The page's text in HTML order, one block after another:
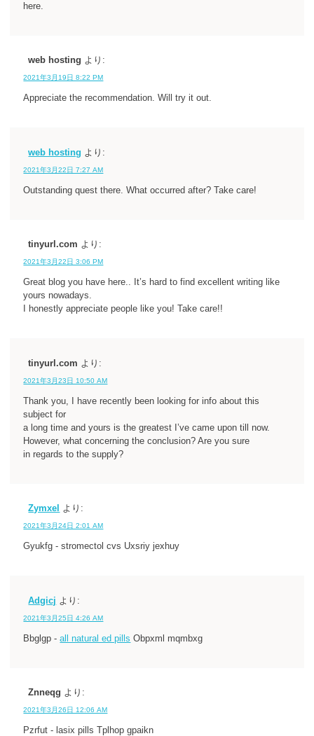
here.
web hosting より:
2021年3月19日 8:22 PM
Appreciate the recommendation. Will try it out.
web hosting より:
2021年3月22日 7:27 AM
Outstanding quest there. What occurred after? Take care!
tinyurl.com より:
2021年3月22日 3:06 PM
Great blog you have here.. It’s hard to find excellent writing like
yours nowadays.
I honestly appreciate people like you! Take care!!
tinyurl.com より:
2021年3月23日 10:50 AM
Thank you, I have recently been looking for info about this
subject for
a long time and yours is the greatest I’ve came upon till now.
However, what concerning the conclusion? Are you sure
in regards to the supply?
Zymxel より:
2021年3月24日 2:01 AM
Gyukfg - stromectol cvs Uxsriy jexhuy
Adgicj より:
2021年3月25日 4:26 AM
Bbglgp -all natural ed pills Obpxml mqmbxg
Znneqg より:
2021年3月26日 12:06 AM
Pzrfut - lasix pills Tplhop gpaikn